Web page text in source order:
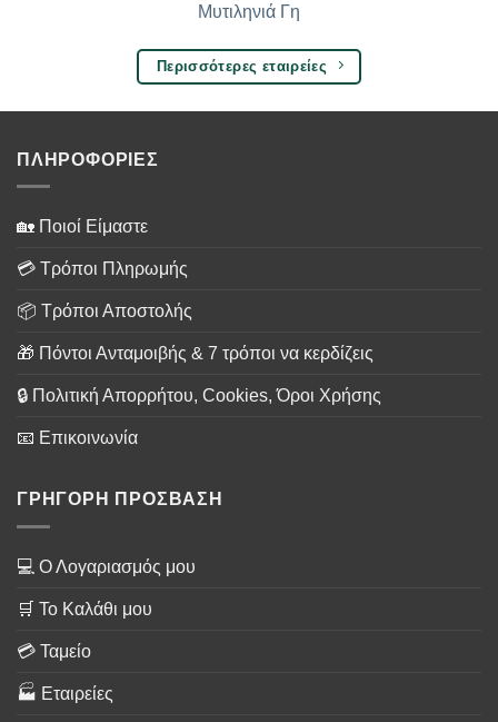
Μυτιληνιά Γη
Περισσότερες εταιρείες
ΠΛΗΡΟΦΟΡΙΕΣ
🏡 Ποιοί Είμαστε
💳 Τρόποι Πληρωμής
📦 Τρόποι Αποστολής
🎁 Πόντοι Ανταμοιβής & 7 τρόποι να κερδίζεις
🔒 Πολιτική Απορρήτου, Cookies, Όροι Χρήσης
📧 Επικοινωνία
ΓΡΗΓΟΡΗ ΠΡΟΣΒΑΣΗ
💻 Ο Λογαριασμός μου
🛒 Το Καλάθι μου
💳 Ταμείο
🏭 Εταιρείες